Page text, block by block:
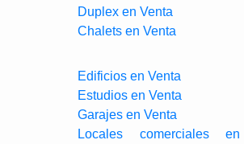
Duplex en Venta
Chalets en Venta
Edificios en Venta
Estudios en Venta
Garajes en Venta
Locales comerciales en